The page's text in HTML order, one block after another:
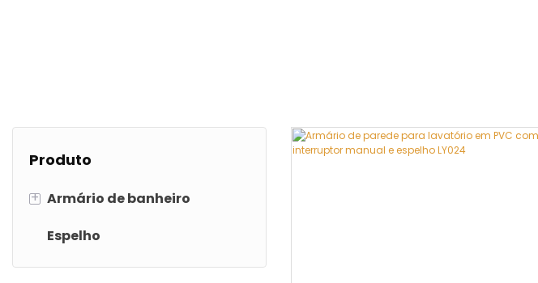
Produto
+ Armário de banheiro
Armário de banheiro em PVC
Armário de banheiro de
Espelho